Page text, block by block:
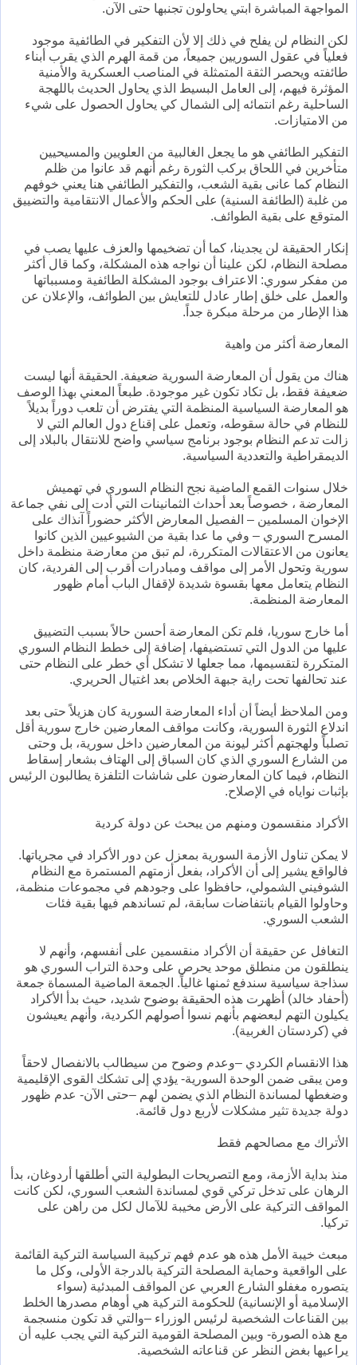
المواجهة المباشرة ابتي يحاولون تجنبها حتى الآن.
لكن النظام لن يفلح في ذلك إلا لأن التفكير في الطائفية موجود
فعلياً في عقول السوريين جميعاً، من قمة الهرم الذي يقرب أبناء
طائفته ويحصر الثقة المتمثلة في المناصب العسكرية والأمنية
المؤثرة فيهم، إلى العامل البسيط الذي يحاول الحديث باللهجة
الساحلية رغم انتمائه إلى الشمال كي يحاول الحصول على شيء
من الامتيازات.
التفكير الطائفي هو ما يجعل الغالبية من العلويين والمسيحيين
متأخرين في اللحاق بركب الثورة رغم أنهم قد عانوا من ظلم
النظام كما عانى بقية الشعب، والتفكير الطائفي هنا يعني خوفهم
من غلبة (الطائفة السنية) على الحكم والأعمال الانتقامية والتضييق
المتوقع على بقية الطوائف.
إنكار الحقيقة لن يجدينا، كما أن تضخيمها والعزف عليها يصب في
مصلحة النظام، لكن علينا أن نواجه هذه المشكلة، وكما قال أكثر
من مفكر سوري: الاعتراف بوجود المشكلة الطائفية ومسبباتها
والعمل على خلق إطار عادل للتعايش بين الطوائف، والإعلان عن
هذا الإطار من مرحلة مبكرة جداً.
المعارضة أكثر من واهية
هناك من يقول أن المعارضة السورية ضعيفة. الحقيقة أنها ليست
ضعيفة فقط، بل تكاد تكون غير موجودة. طبعاً المعني بهذا الوصف
هو المعارضة السياسية المنظمة التي يفترض أن تلعب دوراً بديلاً
للنظام في حالة سقوطه، وتعمل على إقناع دول العالم التي لا
زالت تدعم النظام بوجود برنامج سياسي واضح للانتقال بالبلاد إلى
الديمقراطية والتعددية السياسية.
خلال سنوات القمع الماضية نجح النظام السوري في تهميش
المعارضة ، خصوصاً بعد أحداث الثمانينات التي أدت إلى نفي جماعة
الإخوان المسلمين – الفصيل المعارض الأكثر حضوراً آنذاك على
المسرح السوري – وفي ما عدا بقية من الشيوعيين الذين كانوا
يعانون من الاعتقالات المتكررة، لم تبق من معارضة منظمة داخل
سورية وتحول الأمر إلى مواقف ومبادرات أقرب إلى الفردية، كان
النظام يتعامل معها بقسوة شديدة لإقفال الباب أمام ظهور
المعارضة المنظمة.
أما خارج سوريا، فلم تكن المعارضة أحسن حالاً بسبب التضييق
عليها من الدول التي تستضيفها، إضافة إلى خطط النظام السوري
المتكررة لتقسيمها، مما جعلها لا تشكل أي خطر على النظام حتى
عند تحالفها تحت راية جبهة الخلاص بعد اغتيال الحريري.
ومن الملاحظ أيضاً أن أداء المعارضة السورية كان هزيلاً حتى بعد
اندلاع الثورة السورية، وكانت مواقف المعارضين خارج سورية أقل
تصلباً ولهجتهم أكثر ليونة من المعارضين داخل سورية، بل وحتى
من الشارع السوري الذي كان السباق إلى الهتاف بشعار إسقاط
النظام، فيما كان المعارضون على شاشات التلفزة يطالبون الرئيس
بإثبات نواياه في الإصلاح.
الأكراد منقسمون ومنهم من يبحث عن دولة كردية
لا يمكن تناول الأزمة السورية بمعزل عن دور الأكراد في مجرياتها.
فالواقع يشير إلى أن الأكراد، بفعل أزمتهم المستمرة مع النظام
الشوفيني الشمولي، حافظوا على وجودهم في مجموعات منظمة،
وحاولوا القيام بانتفاضات سابقة، لم تساندهم فيها بقية فئات
الشعب السوري.
التغافل عن حقيقة أن الأكراد منقسمين على أنفسهم، وأنهم لا
ينطلقون من منطلق موحد يحرص على وحدة التراب السوري هو
سذاجة سياسية سندفع ثمنها غالياً. الجمعة الماضية المسماة جمعة
(أحفاد خالد) أظهرت هذه الحقيقة بوضوح شديد، حيث بدأ الأكراد
يكيلون التهم لبعضهم بأنهم نسوا أصولهم الكردية، وأنهم يعيشون
في (كردستان الغربية).
هذا الانقسام الكردي –وعدم وضوح من سيطالب بالانفصال لاحقاً
ومن يبقى ضمن الوحدة السورية- يؤدي إلى تشكك القوى الإقليمية
وضغطها لمساندة النظام الذي يضمن لهم –حتى الآن- عدم ظهور
دولة جديدة تثير مشكلات لأربع دول قائمة.
الأتراك مع مصالحهم فقط
منذ بداية الأزمة، ومع التصريحات البطولية التي أطلقها أردوغان، بدأ
الرهان على تدخل تركي قوي لمساندة الشعب السوري، لكن كانت
المواقف التركية على الأرض مخيبة للآمال لكل من راهن على
تركيا.
مبعث خيبة الأمل هذه هو عدم فهم تركيبة السياسة التركية القائمة
على الواقعية وحماية المصلحة التركية بالدرجة الأولى، وكل ما
يتصوره مغفلو الشارع العربي عن المواقف المبدئية (سواء
الإسلامية أو الإنسانية) للحكومة التركية هي أوهام مصدرها الخلط
بين القناعات الشخصية لرئيس الوزراء –والتي قد تكون منسجمة
مع هذه الصورة- وبين المصلحة القومية التركية التي يجب عليه أن
يراعيها بغض النظر عن قناعاته الشخصية.